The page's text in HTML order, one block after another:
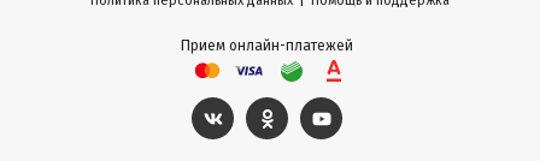
Прием онлайн-платежей